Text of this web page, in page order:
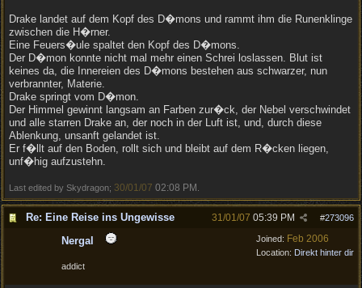
Drake landet auf dem Kopf des D�mons und rammt ihm die Runenklinge
zwischen die H�rner.
Eine Feuers�ule spaltet den Kopf des D�mons.
Der D�mon konnte nicht mal mehr einen Schrei loslassen. Blut ist
keines da, die Innereien des D�mons bestehen aus schwarzer, nun
verbrannter, Materie.
Drake springt vom D�mon.
Der Himmel gewinnt langsam an Farben zur�ck, der Nebel verschwindet
und alle starren Drake an, der noch in der Luft ist, und, durch diese
Ablenkung, unsanft gelandet ist.
Er f�llt auf den Boden, rollt sich und bleibt auf dem R�cken liegen,
unf�hig aufzustehn.
Last edited by Skydragon; 30/01/07 02:08 PM
Re: Eine Reise ins Ungewisse #273096
31/01/07 05:39 PM
Joined: Feb 2006
Location: Direkt hinter dir
Nergal
addict